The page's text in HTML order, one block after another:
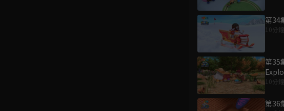
第34
10分鐘
第35
10分鐘
第36